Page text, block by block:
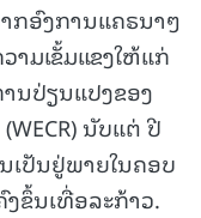
ກອົງການແຄຣນາໆ
າມເຂັ້ມແຂງໃຫ້ແກ່
ນປ່ຽນແປງຂອງ
ນັບແຕ່ ປີ
ເປັນຢູ່ພາຍໃນຄອບ
ຂຶ້ນເທື່ອລະກ້າວ.